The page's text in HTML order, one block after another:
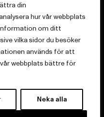
din
hur vår webbplats
om ditt
vilka sidor du besöker
används för att
webbplats bättre för
Neka alla